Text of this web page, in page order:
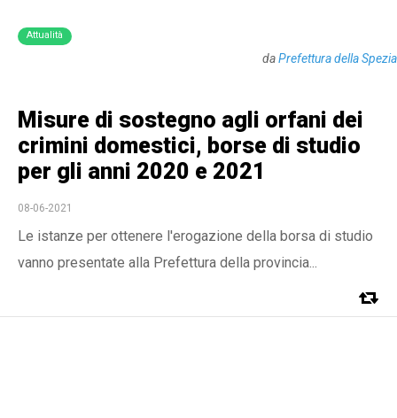
Attualità
daPrefettura della Spezia
Misure di sostegno agli orfani dei
crimini domestici, borse di studio
per gli anni 2020 e 2021
08-06-2021
Le istanze per ottenere l'erogazione della borsa di studio
vanno presentate alla Prefettura della provincia...